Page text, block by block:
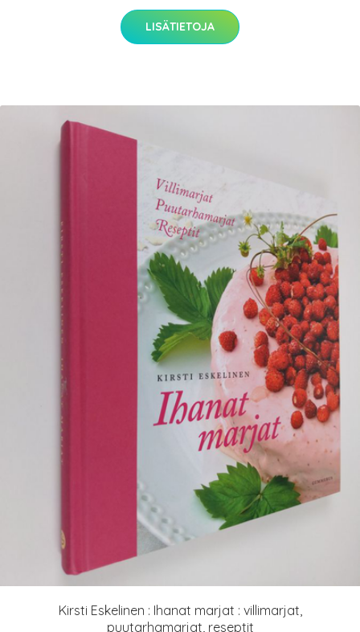
LISÄTIETOJA
Kirsti Eskelinen : Ihanat marjat : villimarjat,
puutarhamarjat, reseptit